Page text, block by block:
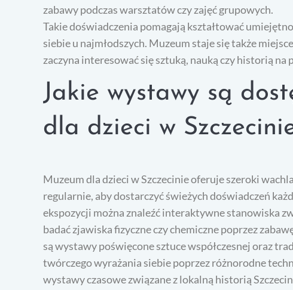
zabawy podczas warsztatów czy zajęć grupowych.
Takie doświadczenia pomagają kształtować
siebie u najmłodszych. Muzeum staje się także
zaczyna interesować się sztuką, nauką czy historią na
Jakie wystawy są
dla dzieci w
Muzeum dla dzieci w Szczecinie oferuje szeroki
regularnie, aby dostarczyć świeżych doświadczeń
ekspozycji można znaleźć interaktywne stanowiska
badać zjawiska fizyczne czy chemiczne poprzez
są wystawy poświęcone sztuce współczesnej oraz
twórczego wyrażania siebie poprzez różnorodne
wystawy czasowe związane z lokalną historią